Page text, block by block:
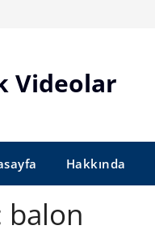
Videolar
Hakkında
balon